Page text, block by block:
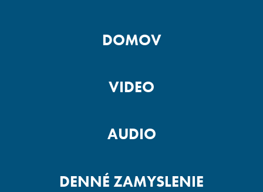
DOMOV
VIDEO
AUDIO
DENNÉ ZAMYSLENIE